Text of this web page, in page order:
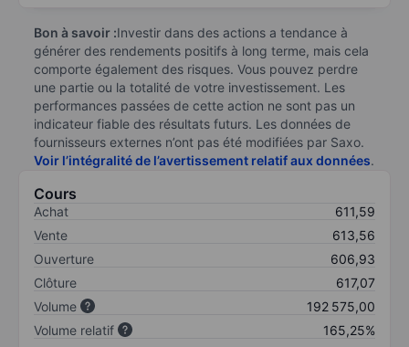
Bon à savoir :Investir dans des actions a tendance à
générer des rendements positifs à long terme, mais cela
comporte également des risques. Vous pouvez perdre
une partie ou la totalité de votre investissement. Les
performances passées de cette action ne sont pas un
indicateur fiable des résultats futurs. Les données de
fournisseurs externes n’ont pas été modifiées par Saxo.
Voir l’intégralité de l’avertissement relatif aux données.
Cours
Achat
611,59
Vente
613,56
Ouverture
606,93
Clôture
617,07
Volume
192 575,00
Volume relatif
165,25%